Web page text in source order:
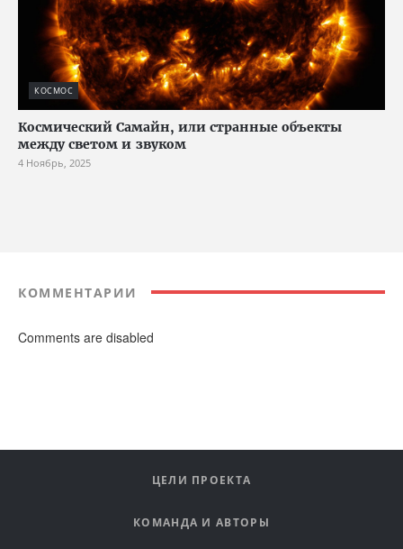
КОСМОС
Космический Самайн, или странные объекты
между светом и звуком
4 Ноябрь, 2025
КОММЕНТАРИИ
Comments are disabled
ЦЕЛИ ПРОЕКТА
КОМАНДА И АВТОРЫ